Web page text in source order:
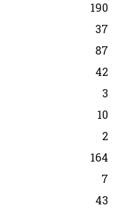
190
37
87
42
3
10
2
164
7
43